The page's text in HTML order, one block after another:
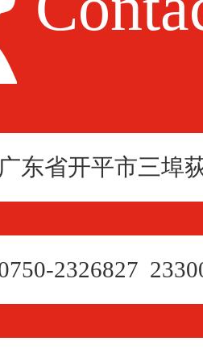
东省开平市三埠
2326827